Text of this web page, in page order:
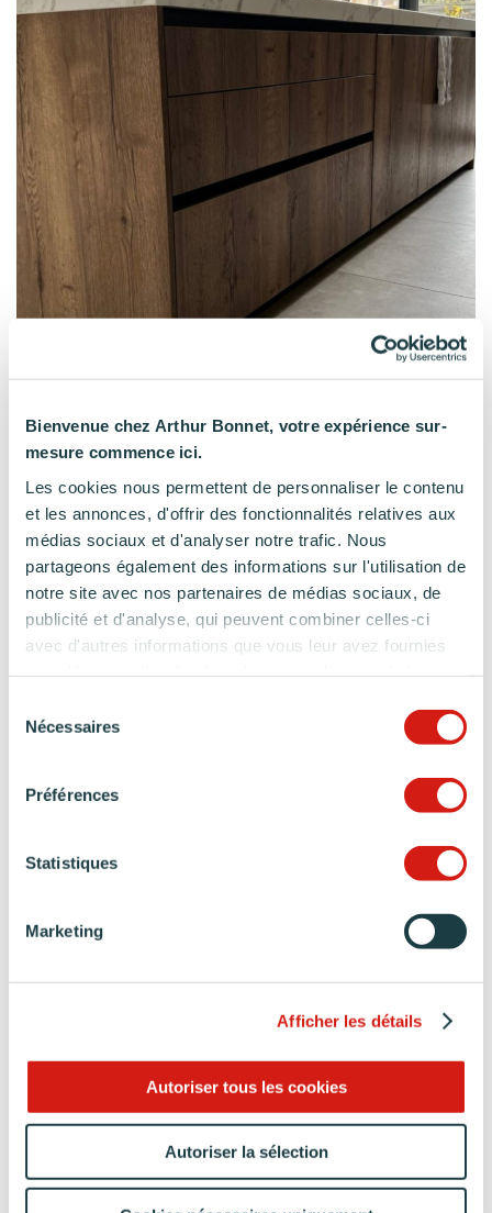
Bienvenue chez Arthur Bonnet, votre expérience sur-
mesure commence ici.
Les cookies nous permettent de personnaliser le contenu
et les annonces, d'offrir des fonctionnalités relatives aux
médias sociaux et d'analyser notre trafic. Nous
partageons également des informations sur l'utilisation de
notre site avec nos partenaires de médias sociaux, de
publicité et d'analyse, qui peuvent combiner celles-ci
avec d'autres informations que vous leur avez fournies
Nécessaires
Préférences
Statistiques
Marketing
Afficher les détails
Autoriser tous les cookies
Autoriser la sélection
du magasin, ainsi que de la qualité du produit
et de la pose. Le concepteur a été très à
l’écoute, force de proposition et a bien suivi